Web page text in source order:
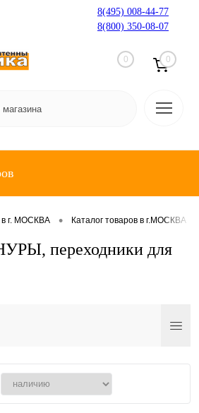
8(495) 008-44-77
8(800) 350-08-07
0 0
в г. МОСКВА • Каталог товаров в г.МОСКВА
переходники для